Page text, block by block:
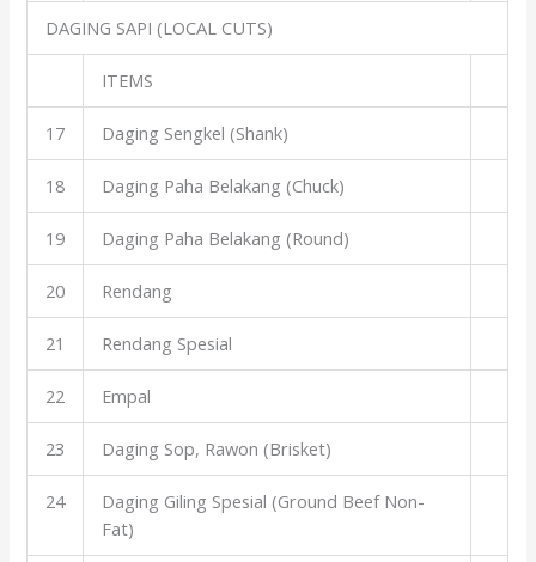
DAGING SAPI (LOCAL CUTS)
ITEMS
17 Daging Sengkel (Shank)
18 Daging Paha Belakang (Chuck)
19 Daging Paha Belakang (Round)
20 Rendang
21 Rendang Spesial
22 Empal
23 Daging Sop, Rawon (Brisket)
24
Daging Giling Spesial (Ground Beef Non-
Fat)